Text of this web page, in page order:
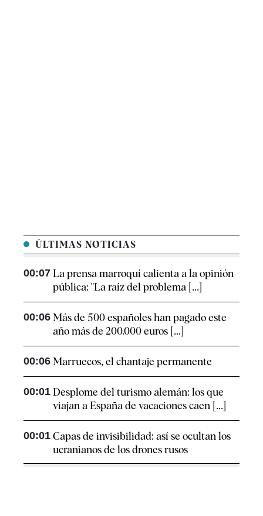
ÚLTIMAS NOTICIAS
00:07 La prensa marroquí calienta a la opinión
pública: "La raíz del problema [...]
00:06 Más de 500 españoles han pagado este
año más de 200.000 euros [...]
00:06 Marruecos, el chantaje permanente
00:01 Desplome del turismo alemán: los que
viajan a España de vacaciones caen [...]
00:01 Capas de invisibilidad: así se ocultan los
ucranianos de los drones rusos